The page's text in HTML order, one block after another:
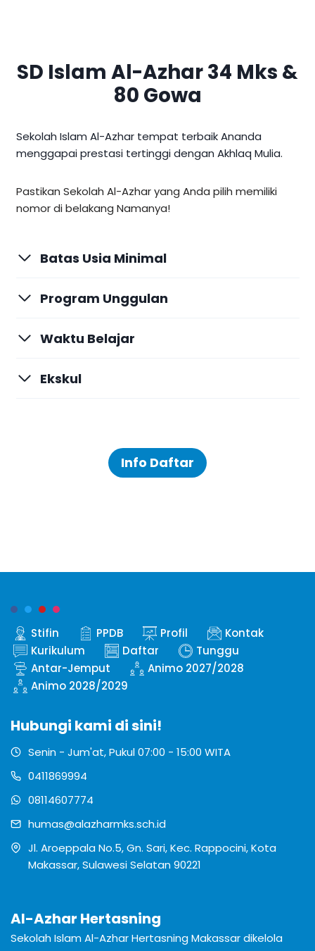
SD Islam Al-Azhar 34 Mks &
80 Gowa
Sekolah Islam Al-Azhar tempat terbaik Ananda
menggapai prestasi tertinggi dengan Akhlaq Mulia.
Pastikan Sekolah Al-Azhar yang Anda pilih memiliki
nomor di belakang Namanya!
Batas Usia Minimal
Program Unggulan
Waktu Belajar
Ekskul
Info Daftar
Stifin PPDB Profil
Kontak
Kurikulum
Daftar
Tunggu
Antar-Jemput
Animo 2027/2028
Animo 2028/2029
Hubungi kami di sini!
Senin - Jum'at, Pukul 07:00 - 15:00 WITA
0411869994
08114607774
humas@alazharmks.sch.id
Jl. Aroeppala No.5, Gn. Sari, Kec. Rappocini, Kota
Makassar, Sulawesi Selatan 90221
Al-Azhar Hertasning
Sekolah Islam Al-Azhar Hertasning Makassar dikelola